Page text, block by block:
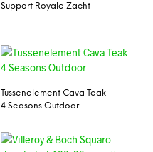
Support Royale Zacht
Tussenelement Cava Teak
4 Seasons Outdoor